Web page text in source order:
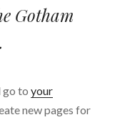
Gotham
go to your
new pages for